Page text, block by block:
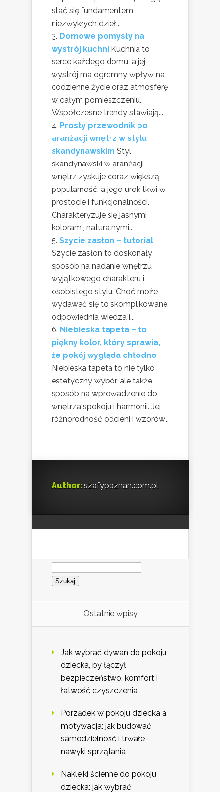
stać się fundamentem
niezwykłych dzieł...
Domowe pomysły na
wystrój kuchni Kuchnia to
serce każdego domu, a jej
wystrój ma ogromny wpływ na
codzienne życie oraz atmosferę
w całym pomieszczeniu.
Współczesne trendy stawiają...
Prosty przewodnik po
aranżacji wnętrz w stylu
skandynawskim Styl
skandynawski w aranżacji
wnętrz zyskuje coraz większą
popularność, a jego urok tkwi w
prostocie i funkcjonalności.
Charakteryzuje się jasnymi
kolorami, naturalnymi...
Szycie zasłon – tutorial
Szycie zasłon to doskonały
sposób na nadanie wnętrzu
wyjątkowego charakteru i
osobistego stylu. Choć może
wydawać się to skomplikowane,
odpowiednia wiedza i...
Niebieska tapeta – to
piękny kolor, który sprawia,
że pokój wygląda chłodno
Niebieska tapeta to nie tylko
estetyczny wybór, ale także
sposób na wprowadzenie do
wnętrza spokoju i harmonii. Jej
różnorodność odcieni i wzorów...
Author: szafypoznan.com.pl
Szukaj:
Ostatnie wpisy
Jak wybrać dywan do pokoju
dziecka, by łączył
bezpieczeństwo, komfort i
łatwość czyszczenia
Porządek w pokoju dziecka a
motywacja: jak budować
samodzielność i trwałe
nawyki sprzątania
Naklejki ścienne do pokoju
dziecka: jak wybrać